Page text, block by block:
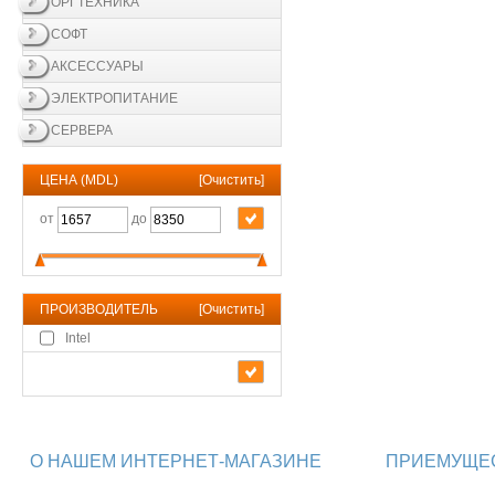
СОФТ
АКСЕССУАРЫ
ЭЛЕКТРОПИТАНИЕ
СЕРВЕРА
ЦЕНА (MDL) [Очистить]
от до
ПРОИЗВОДИТЕЛЬ [Очистить]
Intel
О НАШЕМ ИНТЕРНЕТ-МАГАЗИНЕ